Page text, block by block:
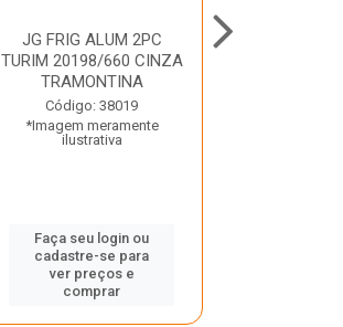
JG FRIG ALUM 2PC
TURIM 20198/660 CINZA
TRAMONTINA
Código: 38019
*Imagem meramente
ilustrativa
Faça seu login ou
cadastre-se para
ver preços e
comprar